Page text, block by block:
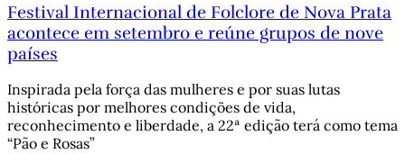
Festival Internacional de Folclore de Nova Prata
acontece em setembro e reúne grupos de nove
países
Inspirada pela força das mulheres e por suas lutas
históricas por melhores condições de vida,
reconhecimento e liberdade, a 22ª edição terá como tema
“Pão e Rosas”